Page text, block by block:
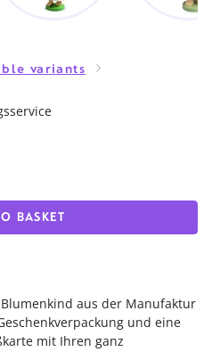
variants
BASKET
aus der Manufaktur
und eine
mit Ihren ganz